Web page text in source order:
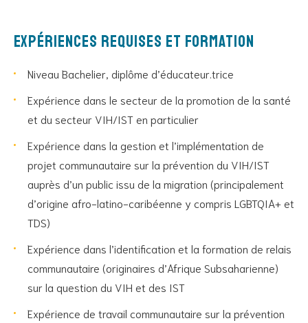
Expériences requises et formation
Niveau Bachelier, diplôme d’éducateur.trice
Expérience dans le secteur de la promotion de la santé
et du secteur VIH/IST en particulier
Expérience dans la gestion et l’implémentation de
projet communautaire sur la prévention du VIH/IST
auprès d’un public issu de la migration (principalement
d’origine afro-latino-caribéenne y compris LGBTQIA+ et
TDS)
Expérience dans l’identification et la formation de relais
communautaire (originaires d’Afrique Subsaharienne)
sur la question du VIH et des IST
Expérience de travail communautaire sur la prévention